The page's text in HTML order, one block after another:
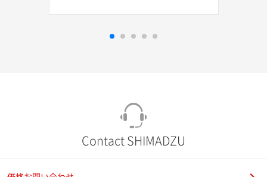
Contact SHIMADZU